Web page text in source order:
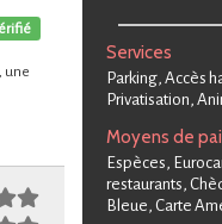
une
Services
Parking, Accès
Privatisation,
Moyens de
Espèces,
restaurants,
Bleue, Carte